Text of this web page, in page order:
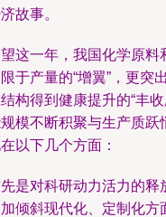
故事。
这一年，我国化学原
于产量的“增翼”，更突
构得到健康提升的“丰
模不断积聚与生产质
以下几个方面：
是对科研动力活力的
倾斜现代化、定制化